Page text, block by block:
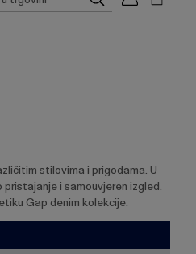
content
u
stilovima i prigodama. U
i samouvjeren izgled.
Gap denim kolekcije.